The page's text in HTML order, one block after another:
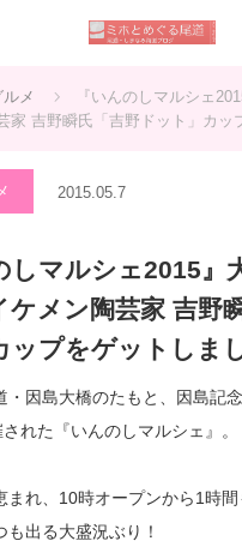
メ
『いんのしマルシェ
家 吉野瞬氏「吉野ドット」カッ
2015.05.7
しマルシェ2015』
ケメン陶芸家 吉野
ップをゲットしま
・因島大橋のたもと、因島記
れた『いんのしマルシェ』。
まれ、10時オープンから1時
も出る大盛況ぶり！